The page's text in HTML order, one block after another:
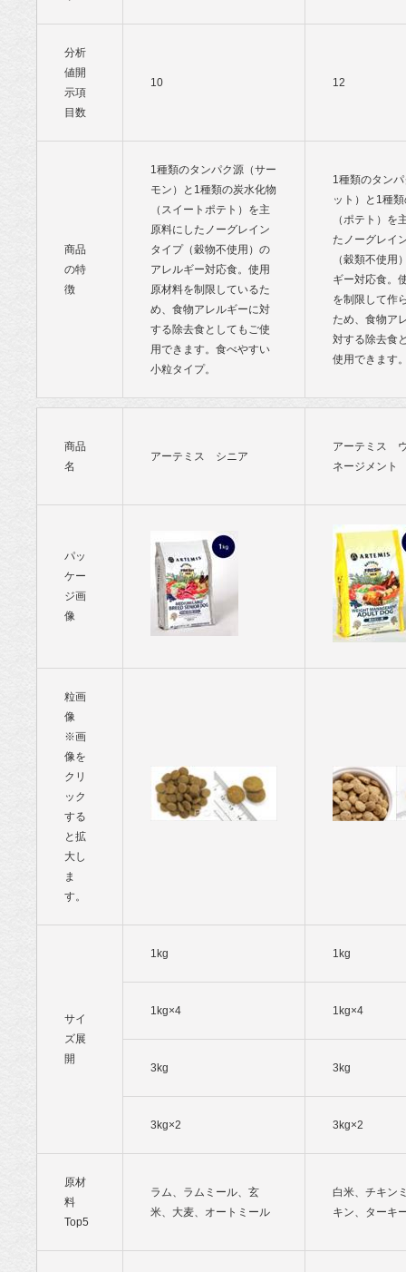
分析
値開
示項
目数
10 12
商品
の特
徴
1種類のタンパク源（サー
モン）と1種類の炭水化物
（スイートポテト）を主
原料にしたノーグレイン
タイプ（穀物不使用）の
アレルギー対応食。使用
原材料を制限しているた
め、食物アレルギーに対
する除去食としてもご使
用できます。食べやすい
小粒タイプ。
1種類のタン
ット）と1種
（ポテト）を
たノーグレイ
（穀類不使用
ギー対応食。
を制限して作
ため、食物ア
対する除去食
使用できます
商品
名
アーテミス シニア
アーテミス
ネージメント
パッ
ケー
ジ画
像
粒画
像
※画
像を
クリ
ック
する
と拡
大し
ま
す。
サイ
ズ展
開
1kg 1kg
1kg×4 1kg×4
3kg 3kg
3kg×2 3kg×2
原材
料
Top5
ラム、ラムミール、玄
米、大麦、オートミール
白米、チキン
キン、ターキ